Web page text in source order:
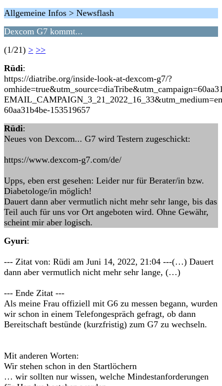
Allgemeine Infos > Newsflash
Dexcom G7 kommt...
(1/21) > >>
Rüdi:
https://diatribe.org/inside-look-at-dexcom-g7/?
60aa31b4be-153519657
Rüdi:
Neues von Dexcom... G7 wird Testern zugeschickt:
https://www.dexcom-g7.com/de/
Upps, eben erst gesehen: Leider nur für Berater/in bzw.
Diabetologe/in möglich!
Dauert dann aber vermutlich nicht mehr sehr lange, bis das
Teil auch für uns vor Ort angeboten wird. Ohne Gewähr,
scheint mir aber logisch.
Gyuri:
--- Zitat von: Rüdi am Juni 14, 2022, 21:04 ---(…) Dauert
dann aber vermutlich nicht mehr sehr lange, (…)
--- Ende Zitat ---
Als meine Frau offiziell mit G6 zu messen begann, wurden
wir schon in einem Telefongespräch gefragt, ob dann
Bereitschaft bestünde (kurzfristig) zum G7 zu wechseln.
Mit anderen Worten:
Wir stehen schon in den Startlöchern
… wir sollten nur wissen, welche Mindestanforderungen